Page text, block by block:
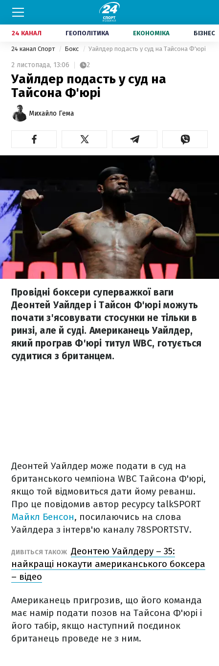
24 КАНАЛ ГЕОПОЛІТИКА ЕКОНОМІКА БІЗНЕС
24 канал Спорт Бокс Уайлдер подасть у суд на Тайсона Ф'юрі
2 листопада, 13:06 2
Уайлдер подасть у суд на
Тайсона Ф'юрі
Михайло Гема
Провідні боксери суперважкої ваги
Деонтей Уайлдер і Тайсон Ф'юрі можуть
почати з'ясовувати стосунки не тільки в
ринзі, але й суді. Американець Уайлдер,
який програв Ф'юрі титул WBC, готується
судитися з британцем.
Деонтей Уайлдер може подати в суд на
британського чемпіона WBC Тайсона Ф'юрі,
якщо той відмовиться дати йому реванш.
Про це повідомив автор ресурсу talkSPORT
Майкл Бенсон, посилаючись на слова
Уайлдера з інтерв'ю каналу 78SPORTSTV.
ДИВІТЬСЯ ТАКОЖ Деонтею Уайлдеру – 35:
найкращі нокаути американського боксера
– відео
Американець пригрозив, що його команда
має намір подати позов на Тайсона Ф'юрі і
його табір, якщо наступний поєдинок
британець проведе не з ним.